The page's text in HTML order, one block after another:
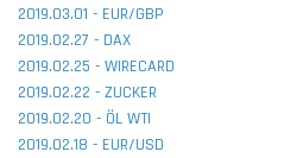
2019.03.01 - EUR/GBP
2019.02.27 - DAX
2019.02.25 - WIRECARD
2019.02.22 - ZUCKER
2019.02.20 - ÖL WTI
2019.02.18 - EUR/USD